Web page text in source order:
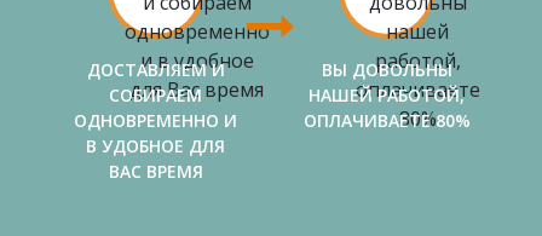
ДОСТАВЛЯЕМ И
СОБИРАЕМ
ОДНОВРЕМЕННО И
В УДОБНОЕ ДЛЯ
ВАС ВРЕМЯ
ВЫ ДОВОЛЬНЫ
НАШЕЙ РАБОТОЙ,
ОПЛАЧИВАЕТЕ 80%